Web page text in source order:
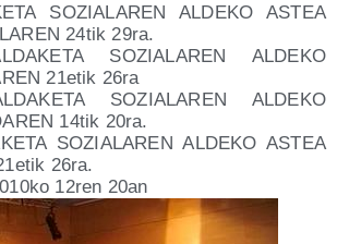
SOZIALAREN ALDEKO ASTEA
24tik 29ra.
SOZIALAREN ALDEKO
21etik 26ra
SOZIALAREN ALDEKO
14tik 20ra.
SOZIALAREN ALDEKO ASTEA
26ra.
12ren 20an